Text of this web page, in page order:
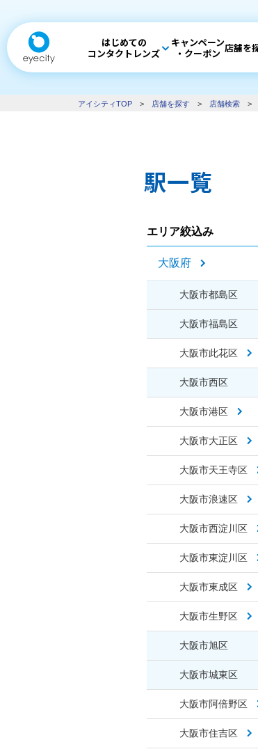
はじめての
コンタクトレンズ
キャンペーン
・クーポン 店舗を
アイシティTOP > 店舗を探す > 店舗検索 >
駅一覧
エリア絞込み
大阪府
大阪市都島区
大阪市福島区
大阪市此花区
大阪市西区
大阪市港区
大阪市大正区
大阪市天王寺区
大阪市浪速区
大阪市西淀川区
大阪市東淀川区
大阪市東成区
大阪市生野区
大阪市旭区
大阪市城東区
大阪市阿倍野区
大阪市住吉区